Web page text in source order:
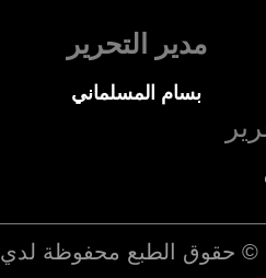
مدير التحرير
بسام المسلماني
© حقوق الطبع محفوظة لدي